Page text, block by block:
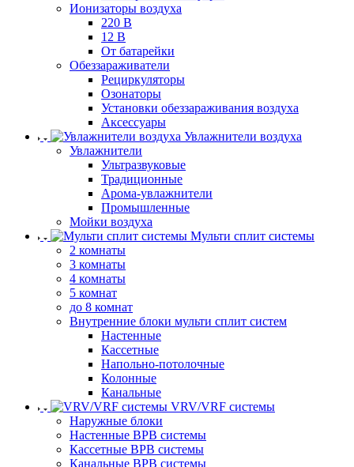
Ионизаторы воздуха
220 В
12 В
От батарейки
Обеззараживатели
Рециркуляторы
Озонаторы
Установки обеззараживания воздуха
Аксессуары
Увлажнители воздуха
Увлажнители
Ультразвуковые
Традиционные
Арома-увлажнители
Промышленные
Мойки воздуха
Мульти сплит системы
2 комнаты
3 комнаты
4 комнаты
5 комнат
до 8 комнат
Внутренние блоки мульти сплит систем
Настенные
Кассетные
Напольно-потолочные
Колонные
Канальные
VRV/VRF системы
Наружные блоки
Настенные ВРВ системы
Кассетные ВРВ системы
Канальные ВРВ системы